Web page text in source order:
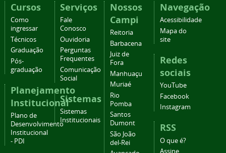
Cursos
Como
ingressar
Técnicos
Graduação
Pós-
graduação
Planejamento
Institucional
Plano de
Desenvolvimento
Institucional
- PDI
Serviços
Fale
Conosco
Ouvidoria
Perguntas
Frequentes
Comunicação
Social
Sistemas
Sistemas
Institucionais
Nossos
Campi
Reitoria
Barbacena
Juiz de
Fora
Manhuaçu
Muriaé
Rio
Pomba
Santos
Dumont
São João
del-Rei
Navegação
Acessibilidade
Mapa do
site
Redes
sociais
YouTube
Facebook
Instagram
RSS
O que é?